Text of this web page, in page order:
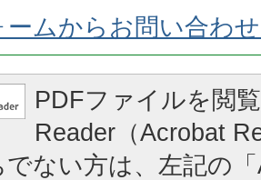
ームからお問い合わ
PDFファイルを閲
Reader（Acrobat
ない方は、左記の